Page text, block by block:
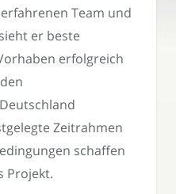
Team und
er beste
erfolgreich
Zeitrahmen
schaffen
Projekt.